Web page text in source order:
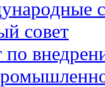
совет
по